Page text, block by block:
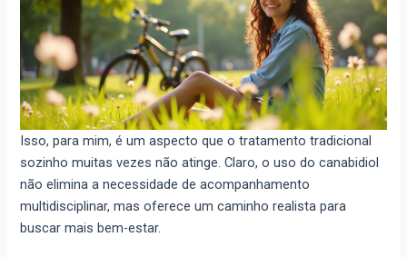
Isso, para mim, é um aspecto que o tratamento tradicional
sozinho muitas vezes não atinge. Claro, o uso do canabidiol
não elimina a necessidade de acompanhamento
multidisciplinar, mas oferece um caminho realista para
buscar mais bem-estar.